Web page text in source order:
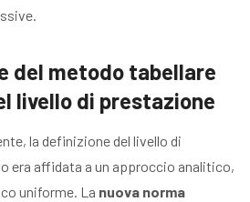
del metodo tabellare
livello di prestazione
la definizione del livello di
era affidata a un approccio analitico,
uniforme. La nuova norma